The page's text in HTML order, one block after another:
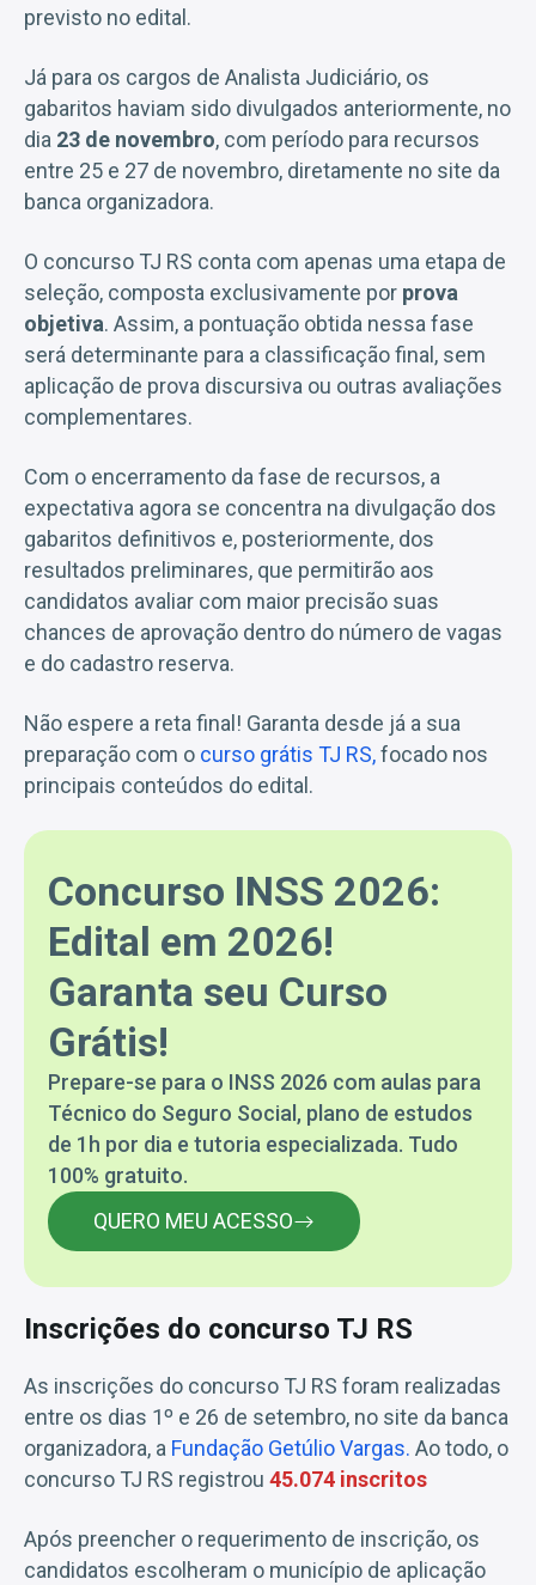
previsto no edital.
Já para os cargos de Analista Judiciário, os
gabaritos haviam sido divulgados anteriormente, no
dia 23 de novembro, com período para recursos
entre 25 e 27 de novembro, diretamente no site da
banca organizadora.
O concurso TJ RS conta com apenas uma etapa de
seleção, composta exclusivamente por prova
objetiva. Assim, a pontuação obtida nessa fase
será determinante para a classificação final, sem
aplicação de prova discursiva ou outras avaliações
complementares.
Com o encerramento da fase de recursos, a
expectativa agora se concentra na divulgação dos
gabaritos definitivos e, posteriormente, dos
resultados preliminares, que permitirão aos
candidatos avaliar com maior precisão suas
chances de aprovação dentro do número de vagas
e do cadastro reserva.
Não espere a reta final! Garanta desde já a sua
preparação com o curso grátis TJ RS,focado nos
principais conteúdos do edital.
Concurso INSS 2026:
Edital em 2026!
Garanta seu Curso
Grátis!
Prepare-se para o INSS 2026 com aulas para
Técnico do Seguro Social, plano de estudos
de 1h por dia e tutoria especializada. Tudo
100% gratuito.
QUERO MEU ACESSO
Inscrições do concurso TJ RS
As inscrições do concurso TJ RS foram realizadas
entre os dias 1º e 26 de setembro, no site da banca
organizadora, a Fundação Getúlio Vargas. Ao todo, o
concurso TJ RS registrou 45.074 inscritos
Após preencher o requerimento de inscrição, os
candidatos escolheram o município de aplicação